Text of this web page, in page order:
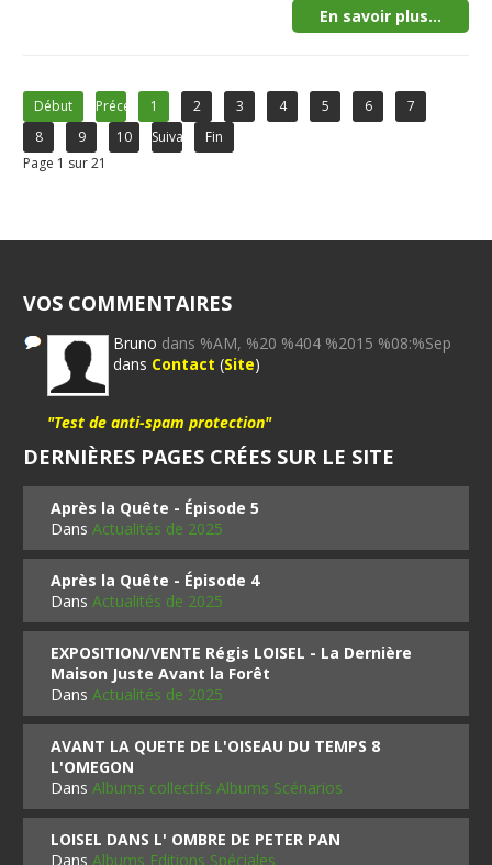
En savoir plus...
Début Précédent1 2 3 4 5 6
7
8
9 10 Suivant
Fin
Page 1 sur 21
VOS COMMENTAIRES
Bruno dans %AM, %20 %404 %2015 %08:%Sep
dans Contact (Site)
"Test de anti-spam protection"
DERNIÈRES PAGES CRÉES SUR LE SITE
Après la Quête - Épisode 5
DansActualités de 2025
Après la Quête - Épisode 4
DansActualités de 2025
EXPOSITION/VENTE Régis LOISEL - La Dernière
Maison Juste Avant la Forêt
DansActualités de 2025
AVANT LA QUETE DE L'OISEAU DU TEMPS 8
L'OMEGON
DansAlbums collectifs Albums Scénarios
LOISEL DANS L' OMBRE DE PETER PAN
DansAlbums Editions Spéciales